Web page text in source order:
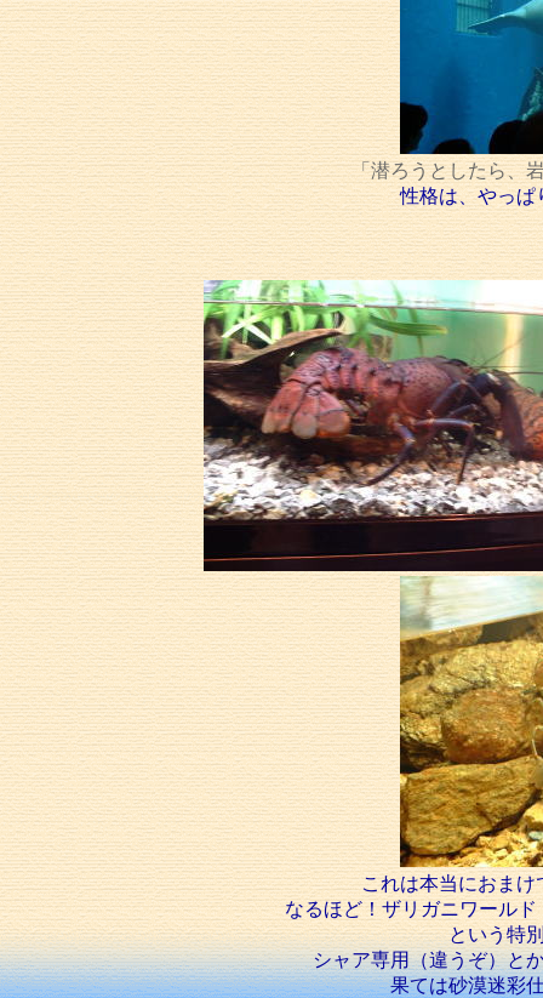
「潜ろうとしたら、
性格は、やっぱ
これは本当におま
なるほど！ザリガニワール
という特
シャア専用（違うぞ）と
果ては砂漠迷彩